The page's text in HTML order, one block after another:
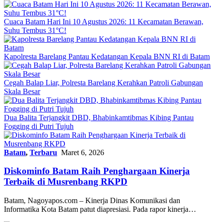
Cuaca Batam Hari Ini 10 Agustus 2026: 11 Kecamatan Berawan,
Suhu Tembus 31°C!
Kapolresta Barelang Pantau Kedatangan Kepala BNN RI di Batam
Cegah Balap Liar, Polresta Barelang Kerahkan Patroli Gabungan
Skala Besar
Dua Balita Terjangkit DBD, Bhabinkamtibmas Kibing Pantau
Fogging di Putri Tujuh
Batam, Terbaru Maret 6, 2026
Diskominfo Batam Raih Penghargaan Kinerja
Terbaik di Musrenbang RKPD
Batam, Nagoyapos.com – Kinerja Dinas Komunikasi dan
Informatika Kota Batam patut diapresiasi. Pada rapor kinerja…